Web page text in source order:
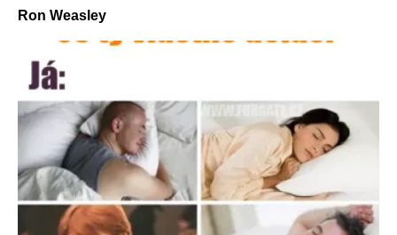
Ron Weasley